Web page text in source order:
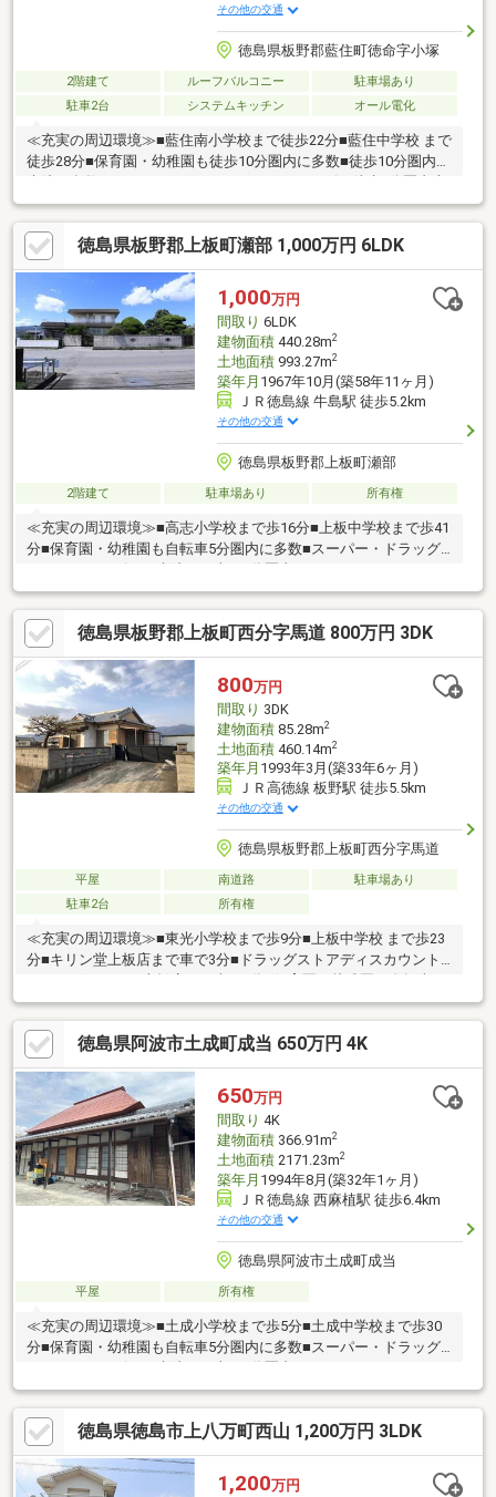
その他の交通
徳島県板野郡藍住町徳命字小塚
2階建て ルーフバルコニー
駐車場あり
駐車2台
システムキッチン オール電化
≪充実の周辺環境≫■藍住南小学校まで徒歩22分■藍住中学校 まで
徒歩28分■保育園・幼稚園も徒歩10分圏内に多数■徒歩10分圏内に
日ご案内可能です♪
徳島県板野郡上板町瀬部 1,000万円 6LDK
1,000万円
間取り 6LDK
建物面積440.28m2
土地面積993.27m2
築年月 1967年10月(築58年11ヶ月)
ＪＲ徳島線 牛島駅 徒歩5.2km
その他の交通
徳島県板野郡上板町瀬部
2階建て 駐車場あり 所有権
≪充実の周辺環境≫■高志小学校まで歩16分■上板中学校まで歩41
分■保育園・幼稚園も自転車5分圏内に多数■スーパー・ドラッグ
ストア・コンビニ・病院まで車で5分圏内
徳島県板野郡上板町西分字馬道 800万円 3DK
800万円
間取り 3DK
建物面積85.28m2
土地面積460.14m2
築年月 1993年3月(築33年6ヶ月)
ＪＲ高徳線 板野駅 徒歩5.5km
その他の交通
徳島県板野郡上板町西分字馬道
平屋 南道路
駐車場あり
駐車2台
所有権
≪充実の周辺環境≫■東光小学校まで歩9分■上板中学校 まで歩23
分■キリン堂上板店まで車で3分■ドラッグストアディスカウント
分圏内に多数■スーパー・ドラッグストア・コンビニ・病院まで
車で5分圏内
徳島県阿波市土成町成当 650万円 4K
650万円
間取り 4K
建物面積366.91m2
土地面積2171.23m2
築年月 1994年8月(築32年1ヶ月)
ＪＲ徳島線 西麻植駅 徒歩6.4km
その他の交通
徳島県阿波市土成町成当
平屋 所有権
≪充実の周辺環境≫■土成小学校まで歩5分■土成中学校まで歩30
分■保育園・幼稚園も自転車5分圏内に多数■スーパー・ドラッグ
ストア・コンビニ・病院まで車で5分圏内
徳島県徳島市上八万町西山 1,200万円 3LDK
1,200万円